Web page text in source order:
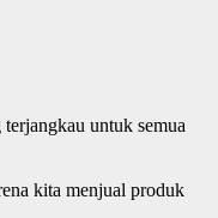
untuk semua
kita menjual produk